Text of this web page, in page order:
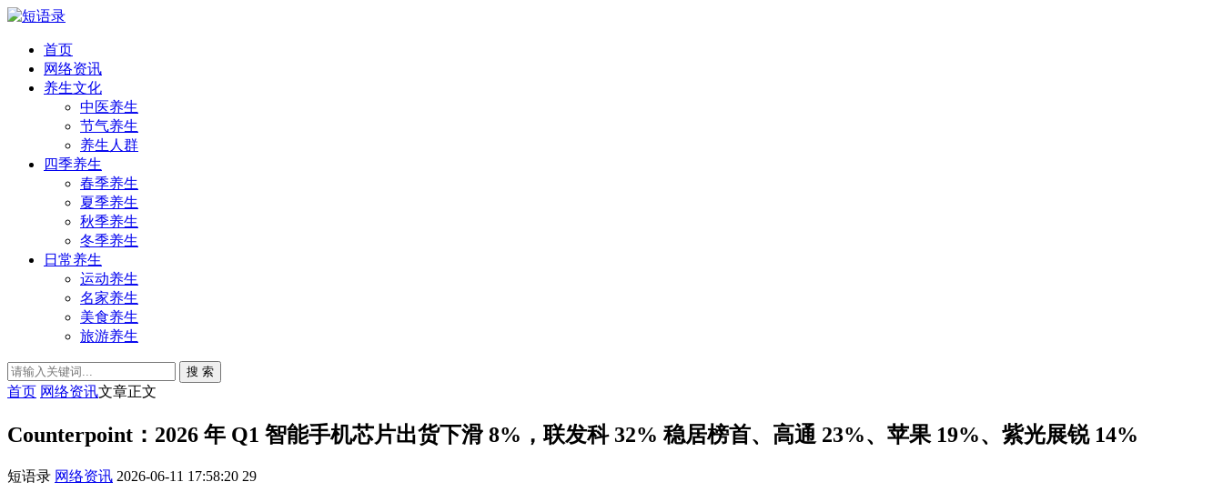
首页
网络资讯
养生文化
中医养生
节气养生
养生人群
四季养生
春季养生
夏季养生
秋季养生
冬季养生
日常养生
运动养生
名家养生
美食养生
旅游养生
搜 索
首页 网络资讯文章正文
Counterpoint：2026 年 Q1 智能手机芯片出货下滑 8%，联发科 32% 稳居榜首、高通 23%、苹果 19%、紫光展锐 14%
短语录 网络资讯 2026-06-11 17:58:20 29